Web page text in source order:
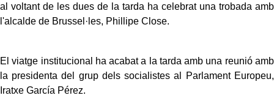
al voltant de les dues de la tarda ha celebrat una trobada amb
l'alcalde de Brussel·les, Phillipe Close.
El viatge institucional ha acabat a la tarda amb una reunió amb
la presidenta del grup dels socialistes al Parlament Europeu,
Iratxe García Pérez.